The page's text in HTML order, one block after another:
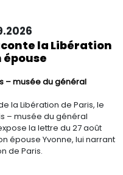
la Libération
épouse
– musée du général
la Libération de Paris, le
– musée du général
la lettre du 27 août
épouse Yvonne, lui narrant
de Paris.